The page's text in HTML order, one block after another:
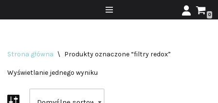
0
Strona główna \ Produkty oznaczone “filtry redox”
Wyświetlanie jednego wyniku